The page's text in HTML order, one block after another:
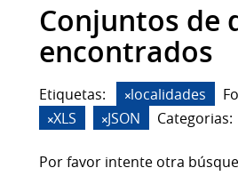
Conjuntos de
encontrados
Etiquetas: localidades
XLS
JSON Categorias:
Por favor intente otra